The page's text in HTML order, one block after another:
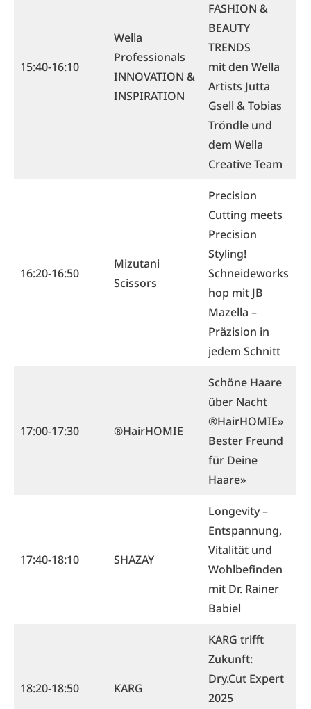
15:40-16:10
Wella
Professionals
INNOVATION &
INSPIRATION
FASHION &
BEAUTY
TRENDS
mit den Wella
Artists Jutta
Gsell & Tobias
Tröndle und
dem Wella
Creative Team
16:20-16:50
Mizutani
Scissors
Precision
Cutting meets
Precision
Styling!
Schneideworks
hop mit JB
Mazella –
Präzision in
jedem Schnitt
17:00-17:30 ®HairHOMIE
Schöne Haare
über Nacht
®HairHOMIE»
Bester Freund
für Deine
Haare»
17:40-18:10 SHAZAY
Longevity –
Entspannung,
Vitalität und
Wohlbefinden
mit Dr. Rainer
Babiel
18:20-18:50 KARG
KARG trifft
Zukunft:
Dry.Cut Expert
2025